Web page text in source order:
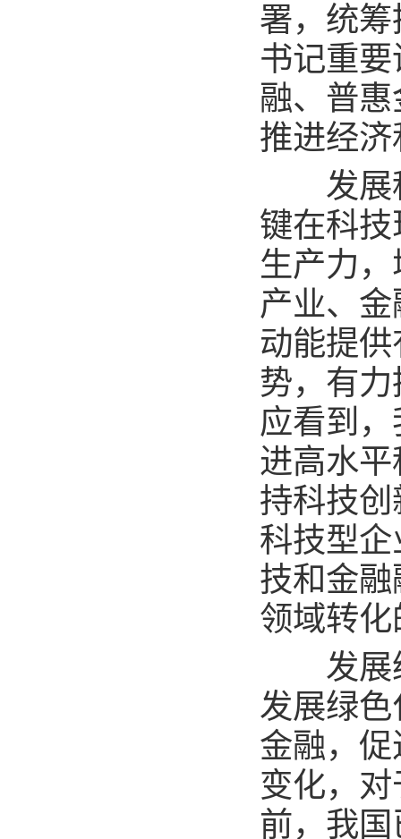
署，统
书记重
融、普
推进经
发展科
键在科
生产力
产业、
动能提
势，有
应看到
进高水
持科技
科技型
技和金
领域转
发展绿
发展绿
金融，
变化，
前，我